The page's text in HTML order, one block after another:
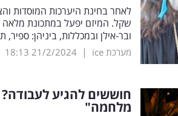
שקל. המיזם יפעל במתכונת מלאה
ובר-אילן ובמכללות, ביניהן:
מערכת ice |
21/2/2024
18:13
חוששים להגיע
מלחמה"